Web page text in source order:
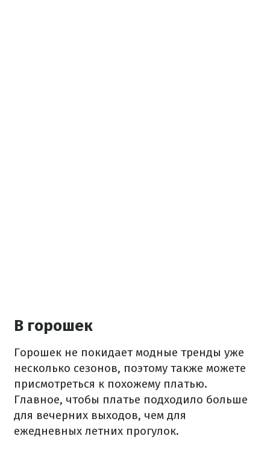
В горошек
Горошек не покидает модные тренды уже
несколько сезонов, поэтому также можете
присмотреться к похожему платью.
Главное, чтобы платье подходило больше
для вечерних выходов, чем для
ежедневных летних прогулок.